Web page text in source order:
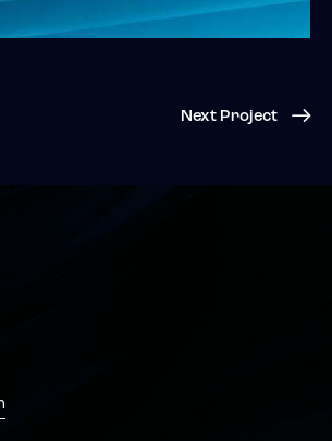
Next Project